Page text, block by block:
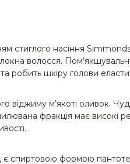
стиглого насіння
волосся.
робить шкіру голови
віджиму м’якоті оливок.
фракція має високі
є спиртовою формою